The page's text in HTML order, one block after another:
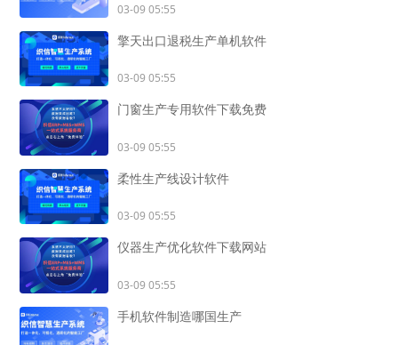
03-09 05:55
擎天出口退税生产单机软件
03-09 05:55
门窗生产专用软件下载免费
03-09 05:55
柔性生产线设计软件
03-09 05:55
仪器生产优化软件下载网站
03-09 05:55
手机软件制造哪国生产